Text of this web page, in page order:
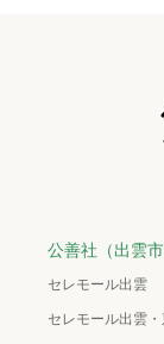
公善社（出雲市
セレモール出雲
セレモール出雲